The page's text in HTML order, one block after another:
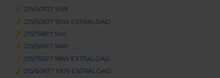
215/50R17 91W
215/50R17 95W EXTRALOAD
215/55R17 94V
215/55R17 94W
215/55R17 98W EXTRALOAD
215/60R17 100V EXTRALOAD